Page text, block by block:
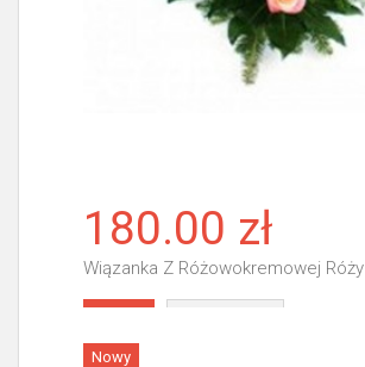
180.00 zł
Wiązanka Z Różowokremowej Róży
Nowy